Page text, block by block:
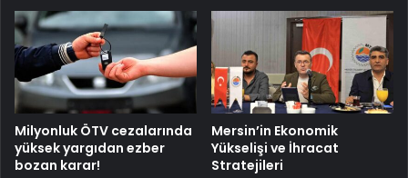
Milyonluk ÖTV cezalarında
yüksek yargıdan ezber
bozan karar!
Mersin’in Ekonomik
Yükselişi ve İhracat
Stratejileri